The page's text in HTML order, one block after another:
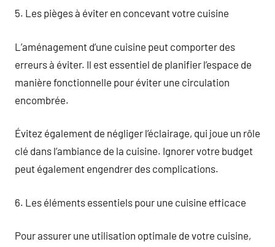
5. Les pièges à éviter en concevant votre cuisine
L’aménagement d’une cuisine peut comporter des
erreurs à éviter. Il est essentiel de planifier l’espace de
manière fonctionnelle pour éviter une circulation
encombrée.
Évitez également de négliger l’éclairage, qui joue un rôle
clé dans l’ambiance de la cuisine. Ignorer votre budget
peut également engendrer des complications.
6. Les éléments essentiels pour une cuisine efficace
Pour assurer une utilisation optimale de votre cuisine,